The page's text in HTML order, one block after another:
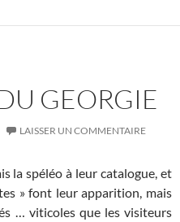
GEORGIE
LAISSER UN COMMENTAIRE
la spéléo à leur catalogue, et
» font leur apparition, mais
… viticoles que les visiteurs